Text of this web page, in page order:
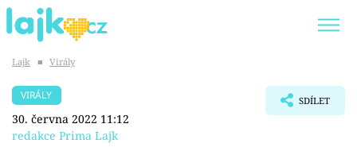
SHOPAHOLICADEL
Lajk ■ Virály
VIRÁLY
30. června 2022 11:12
redakce Prima Lajk
SDÍLET